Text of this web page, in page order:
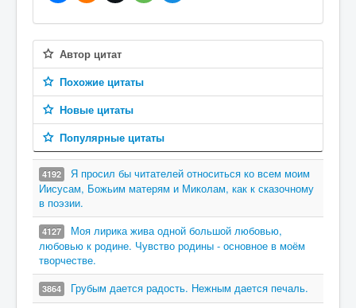
Автор цитат
Похожие цитаты
Новые цитаты
Популярные цитаты
4192
Я просил бы читателей относиться ко всем моим
Иисусам, Божьим матерям и Миколам, как к сказочному
в поэзии.
4127
Моя лирика жива одной большой любовью,
любовью к родине. Чувство родины - основное в моём
творчестве.
3864 Грубым дается радость. Нежным дается печаль.